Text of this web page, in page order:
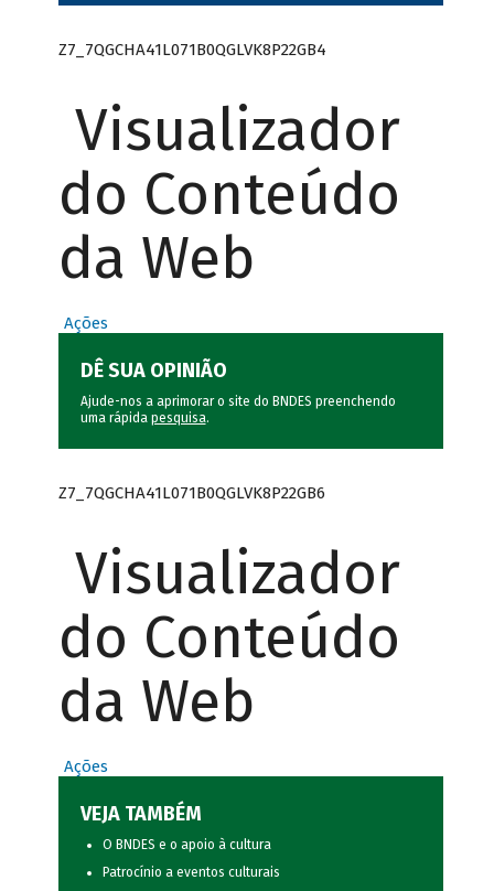
Z7_7QGCHA41L071B0QGLVK8P22GB4
Visualizador
do Conteúdo
da Web
Ações
DÊ SUA OPINIÃO
Ajude-nos a aprimorar o site do BNDES preenchendo
uma rápida pesquisa.
Z7_7QGCHA41L071B0QGLVK8P22GB6
Visualizador
do Conteúdo
da Web
Ações
VEJA TAMBÉM
O BNDES e o apoio à cultura
Patrocínio a eventos culturais